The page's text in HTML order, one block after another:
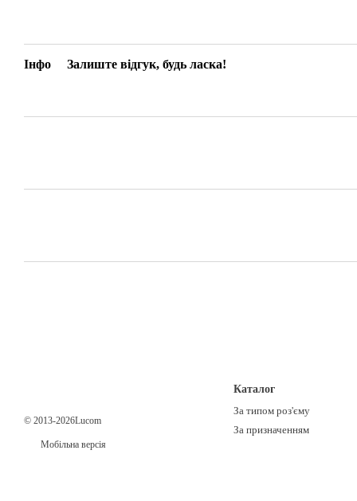
Інфо Залиште відгук, будь ласка!
© 2013-2026Lucom
Мобільна версія
Каталог
За типом роз'єму
За призначенням